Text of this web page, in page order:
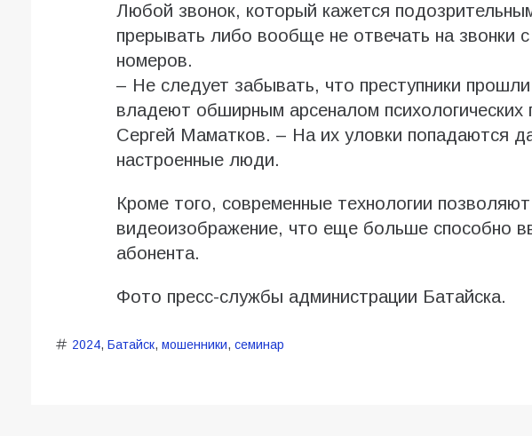
Любой звонок, который кажется
прерывать либо вообще не отвечать на звонки
номеров.
– Не следует забывать, что преступники
владеют обширным арсеналом психологических
Сергей Маматков. – На их уловки попадаются
настроенные люди.
Кроме того, современные технологии
видеоизображение, что еще больше способно
абонента.
Фото пресс-службы администрации Батайска.
2024, Батайск, мошенники, семинар